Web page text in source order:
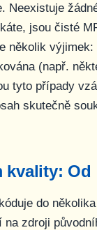
Neexistuje
jsou čisté
několik
(např.
tyto případy
skutečně
Od
do
zdroji